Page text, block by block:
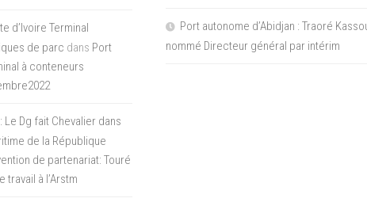
d’Ivoire Terminal
de parc dans Port
à conteneurs
Dg fait Chevalier dans
de la République
de partenariat: Touré
travail à l’Arstm
Port autonome d’Abidjan : Traoré
nommé Directeur général par intérim